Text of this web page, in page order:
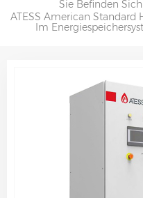
Sie Befinden
ATESS American Standard
Im